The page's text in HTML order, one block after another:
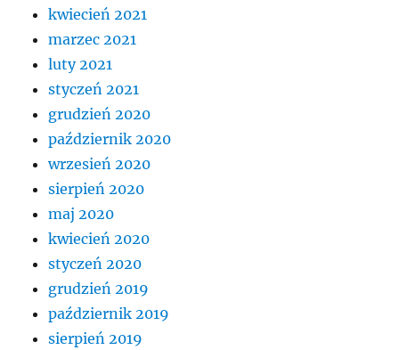
kwiecień 2021
marzec 2021
luty 2021
styczeń 2021
grudzień 2020
październik 2020
wrzesień 2020
sierpień 2020
maj 2020
kwiecień 2020
styczeń 2020
grudzień 2019
październik 2019
sierpień 2019